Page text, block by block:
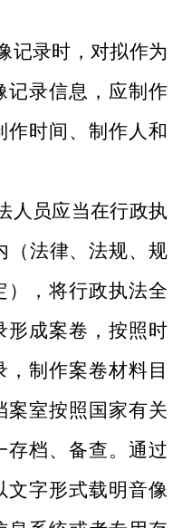
记录时，对拟作为
记录信息，应制作
作时间、制作人和
人员应当在行政执
（法律、法规、规
），将行政执法全
形成案卷，按照时
制作案卷材料目
案室按照国家有关
存档、备查。通过
文字形式载明音像